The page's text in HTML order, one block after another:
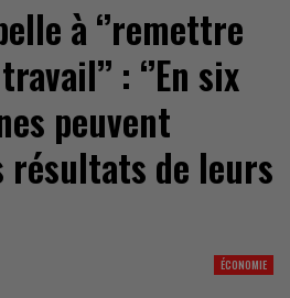
à ‘’remettre
: ‘’En six
peuvent
résultats de leurs
ÉCONOMIE